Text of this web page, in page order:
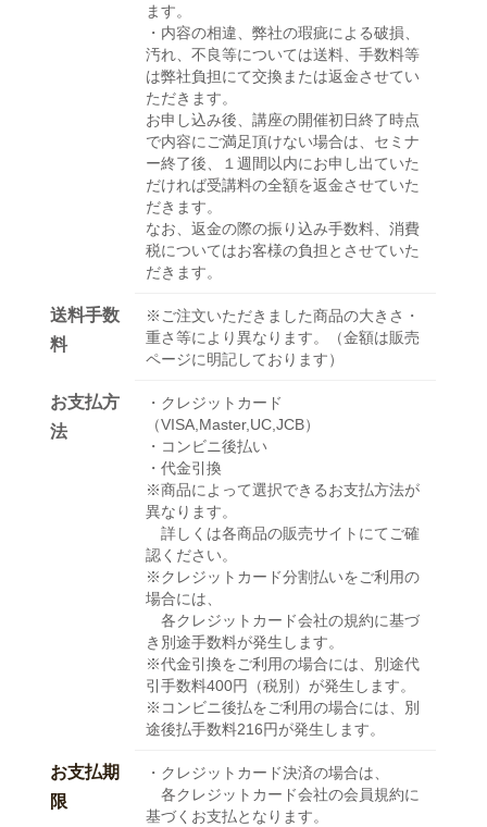
ます。
・内容の相違、弊社の瑕疵による破損、
汚れ、不良等については送料、手数料等
は弊社負担にて交換または返金させてい
ただきます。
お申し込み後、講座の開催初日終了時点
で内容にご満足頂けない場合は、セミナ
ー終了後、１週間以内にお申し出ていた
だければ受講料の全額を返金させていた
だきます。
なお、返金の際の振り込み手数料、消費
税についてはお客様の負担とさせていた
だきます。
送料手数
料
※ご注文いただきました商品の大きさ・
重さ等により異なります。（金額は販売
ページに明記しております）
お支払方
法
・クレジットカード
（VISA,Master,UC,JCB）
・コンビニ後払い
・代金引換
※商品によって選択できるお支払方法が
異なります。
詳しくは各商品の販売サイトにてご確
認ください。
※クレジットカード分割払いをご利用の
場合には、
各クレジットカード会社の規約に基づ
き別途手数料が発生します。
※代金引換をご利用の場合には、別途代
引手数料400円（税別）が発生します。
※コンビニ後払をご利用の場合には、別
途後払手数料216円が発生します。
お支払期
限
・クレジットカード決済の場合は、
各クレジットカード会社の会員規約に
基づくお支払となります。